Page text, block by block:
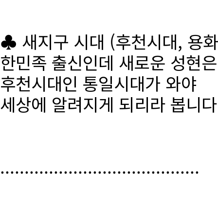
♣ 새지구 시대 (후천시대, 용
한민족 출신인데 새로운 성현
후천시대인 통일시대가 와야
세상에 알려지게 되리라 봅니
.........................................